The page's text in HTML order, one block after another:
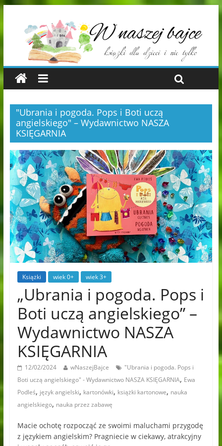
"Ubrania i pogoda. Pops i Boti uczą
angielskiego" – Wydawnictwo NASZA
KSIĘGARNIA
Książki wiek 0+ wiek 3+
„Ubrania i pogoda. Pops i
Boti uczą angielskiego” –
Wydawnictwo NASZA
KSIĘGARNIA
12/02/2024 wNaszejBajce
"Ubrania i pogoda. Pops i
Boti uczą angielskiego" - Wydawnictwo NASZA KSIĘGARNIA, Ewa
Podleś, język angielski, kartonówki, książki kartonowe, nauka
angielskiego, nauka przez zabawę
Macie ochotę rozpocząć ze swoimi maluchami przygodę
z językiem angielskim? Pragniecie w ciekawy, atrakcyjny